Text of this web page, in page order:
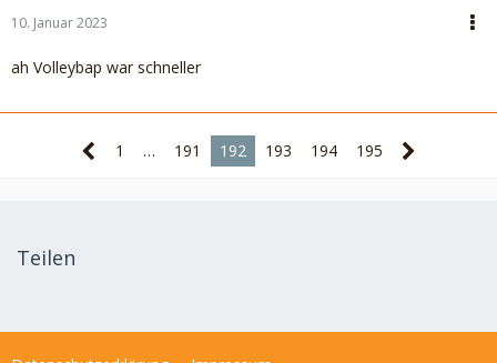
10. Januar 2023
ah Volleybap war schneller
1 … 191 192 193 194 195
Teilen